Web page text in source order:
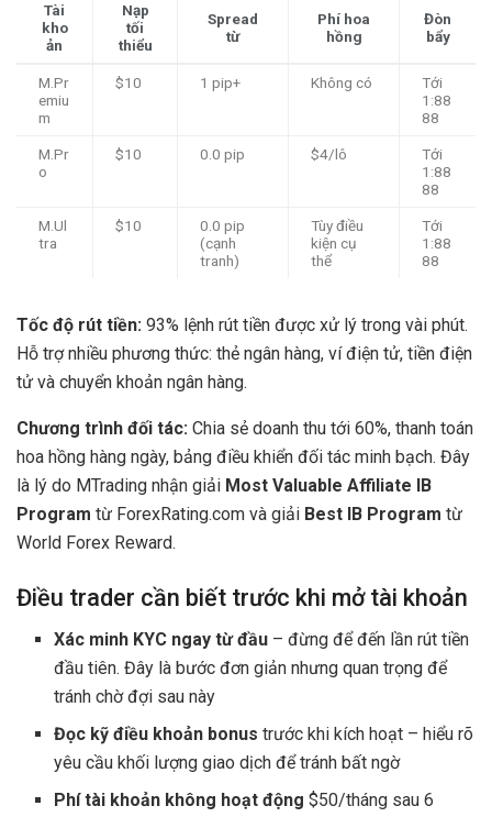
Tài
kho
ản
Nạp
tối
thiểu
Spread
từ
Phí hoa
hồng
Đòn
bẩy
M.Pr
emiu
m
$10 1 pip+ Không có
Tới
1:88
88
M.Pr
o
$10 0.0 pip $4/lô
Tới
1:88
88
M.Ul
tra
$10
0.0 pip
(cạnh
tranh)
Tùy điều
kiện cụ
thể
Tới
1:88
88
Tốc độ rút tiền: 93% lệnh rút tiền được xử lý trong vài phút.
Hỗ trợ nhiều phương thức: thẻ ngân hàng, ví điện tử, tiền điện
tử và chuyển khoản ngân hàng.
Chương trình đối tác: Chia sẻ doanh thu tới 60%, thanh toán
hoa hồng hàng ngày, bảng điều khiển đối tác minh bạch. Đây
là lý do MTrading nhận giải Most Valuable Affiliate IB
Program từ ForexRating.com và giải Best IB Program từ
World Forex Reward.
Điều trader cần biết trước khi mở tài khoản
Xác minh KYC ngay từ đầu – đừng để đến lần rút tiền
đầu tiên. Đây là bước đơn giản nhưng quan trọng để
tránh chờ đợi sau này
Đọc kỹ điều khoản bonustrước khi kích hoạt – hiểu rõ
yêu cầu khối lượng giao dịch để tránh bất ngờ
Phí tài khoản không hoạt động $50/tháng sau 6